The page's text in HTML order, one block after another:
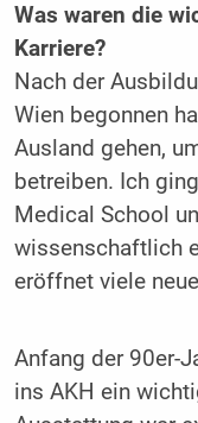
Was waren die
Karriere?
Nach der
Wien begonnen
Ausland gehen,
betreiben. Ich
Medical School
wissenschaftlich
eröffnet viele
Anfang der 90er-
ins AKH ein